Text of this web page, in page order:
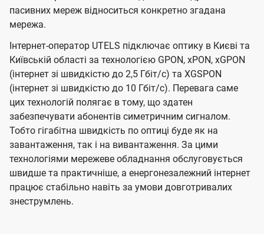
пасивних мереж відноситься конкретно згадана
мережа.
Інтернет-оператор UTELS підключає оптику в Києві та
Київській області за технологією GPON, xPON, xGPON
(інтернет зі швидкістю до 2,5 Гбіт/с) та XGSPON
(інтернет зі швидкістю до 10 Гбіт/с). Перевага саме
цих технологій полягає в тому, що здатен
забезпечувати абонентів симетричним сигналом.
Тобто гігабітна швидкість по оптиці буде як на
завантаження, так і на вивантаження. За цими
технологіями мережеве обладнання обслуговується
швидше та практичніше, а енергонезалежний інтернет
працює стабільно навіть за умови довготривалих
знеструмлень.